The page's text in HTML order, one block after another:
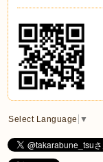
Select Language ▼